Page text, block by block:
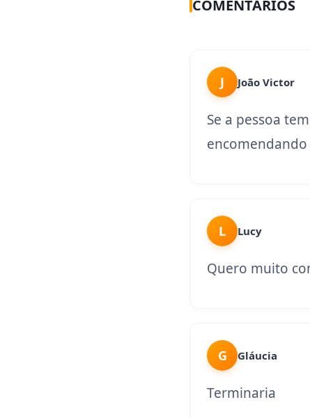
COMENTÁRIOS
J João Victor
Se a pessoa
L Lucy
Quero muito
G Gláucia
Terminaria